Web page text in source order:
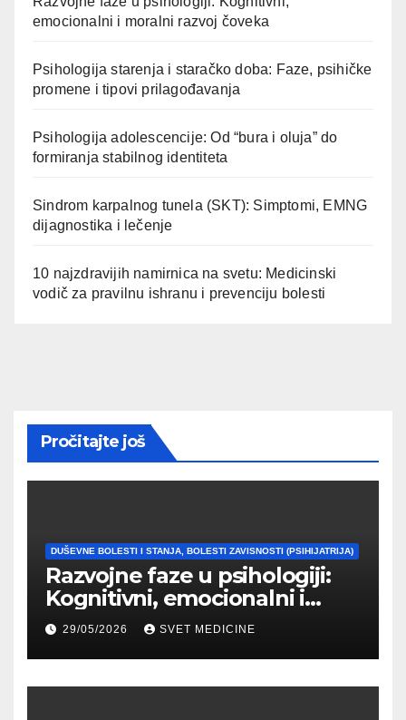
emocionalni i moralni razvoj čoveka
Psihologija starenja i staračko doba: Faze, psihičke
promene i tipovi prilagođavanja
Psihologija adolescencije: Od “bura i oluja” do
formiranja stabilnog identiteta
Sindrom karpalnog tunela (SKT): Simptomi, EMNG
dijagnostika i lečenje
10 najzdravijih namirnica na svetu: Medicinski
vodič za pravilnu ishranu i prevenciju bolesti
Pročitajte još
DUŠEVNE BOLESTI I STANJA, BOLESTI ZAVISNOSTI (PSIHIJATRIJA)
Razvojne faze u psihologiji:
Kognitivni, emocionalni i
moralni razvoj čoveka
29/05/2026 SVET MEDICINE